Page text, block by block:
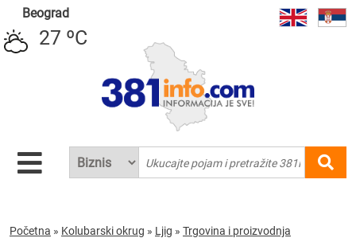
Beograd
27 ºC
Početna » Kolubarski okrug » Ljig » Trgovina i proizvodnja